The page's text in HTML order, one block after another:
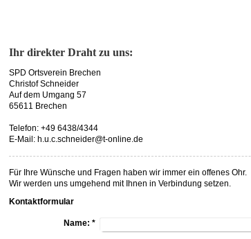
Ihr direkter Draht zu uns:
SPD Ortsverein Brechen
Christof Schneider
Auf dem Umgang 57
65611 Brechen
Telefon: +49 6438/4344
E-Mail: h.u.c.schneider@t-online.de
Für Ihre Wünsche und Fragen haben wir immer ein offenes Ohr.
Wir werden uns umgehend mit Ihnen in Verbindung setzen.
Kontaktformular
Name: *